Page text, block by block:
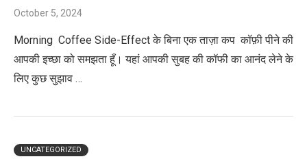
October 5, 2024
Morning Coffee Side-Effect के बिना एक ताज़ा कप कॉफ़ी पीने की
आपकी इच्छा को समझता हूँ। यहां आपकी सुबह की कॉफी का आनंद लेने के
लिए कुछ सुझाव …
UNCATEGORIZED